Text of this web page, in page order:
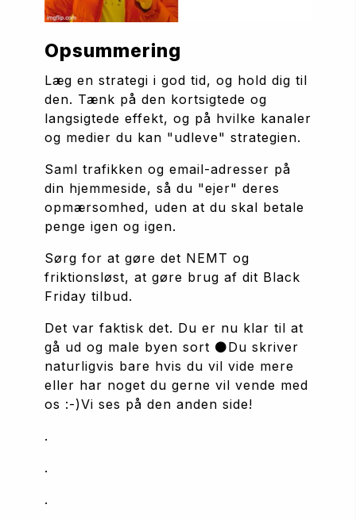
Opsummering
Læg en strategi i god tid, og hold dig til
den. Tænk på den kortsigtede og
langsigtede effekt, og på hvilke kanaler
og medier du kan "udleve" strategien.
Saml trafikken og email-adresser på
din hjemmeside, så du "ejer" deres
opmærsomhed, uden at du skal betale
penge igen og igen.
Sørg for at gøre det NEMT og
friktionsløst, at gøre brug af dit Black
Friday tilbud.
Det var faktisk det. Du er nu klar til at
gå ud og male byen sort ⚫️Du skriver
naturligvis bare hvis du vil vide mere
eller har noget du gerne vil vende med
os :-)Vi ses på den anden side!
.
.
.